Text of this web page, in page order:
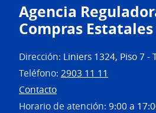
Agencia
Compras Estatales
Dirección: Liniers 1324, Piso 7 -
Teléfono: 2903 11 11
Contacto
Horario de atención: 9:00 a